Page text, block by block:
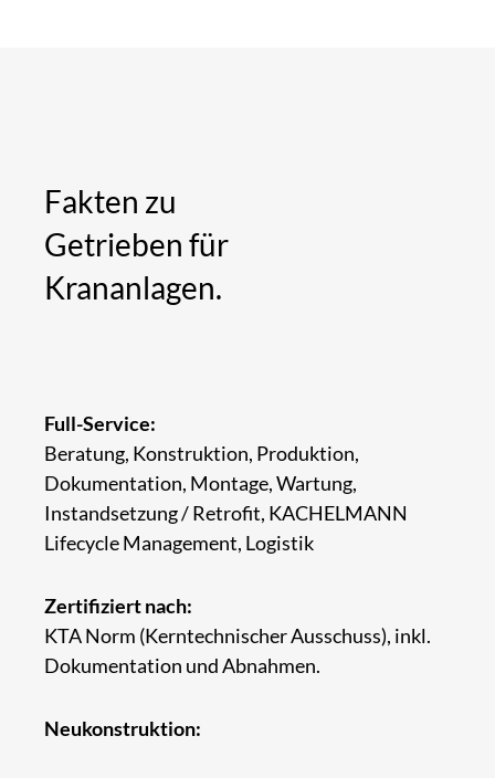
Fakten zu
Getrieben für
Krananlagen.
Full-Service:
Beratung, Konstruktion, Produktion,
Dokumentation, Montage, Wartung,
Instandsetzung / Retrofit, KACHELMANN
Lifecycle Management, Logistik
Zertifiziert nach:
KTA Norm (Kerntechnischer Ausschuss), inkl.
Dokumentation und Abnahmen.
Neukonstruktion: